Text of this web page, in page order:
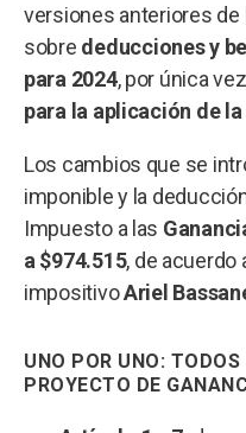
versiones anteriores
sobre deducciones y
para 2024, por única
para la aplicación de
Los cambios que se
imponible y la
Impuesto a las
a $974.515, de acuerdo
impositivoAriel
UNO POR UNO:
PROYECTO DE